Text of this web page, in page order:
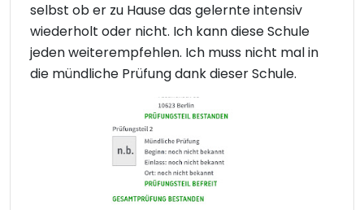
selbst ob er zu Hause das gelernte intensiv
wiederholt oder nicht. Ich kann diese Schule
jeden weiterempfehlen. Ich muss nicht mal in
die mündliche Prüfung dank dieser Schule.